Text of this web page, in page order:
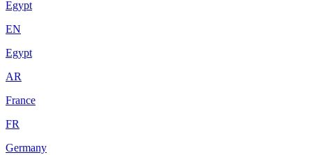
Egypt
EN
Egypt
AR
France
FR
Germany